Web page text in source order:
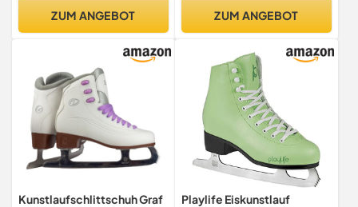
ZUM ANGEBOT
Edelstahlkufe, Softboot,
ZUM ANGEBOT
Kunstlaufschlittschuh Graf
Playlife Eiskunstlauf